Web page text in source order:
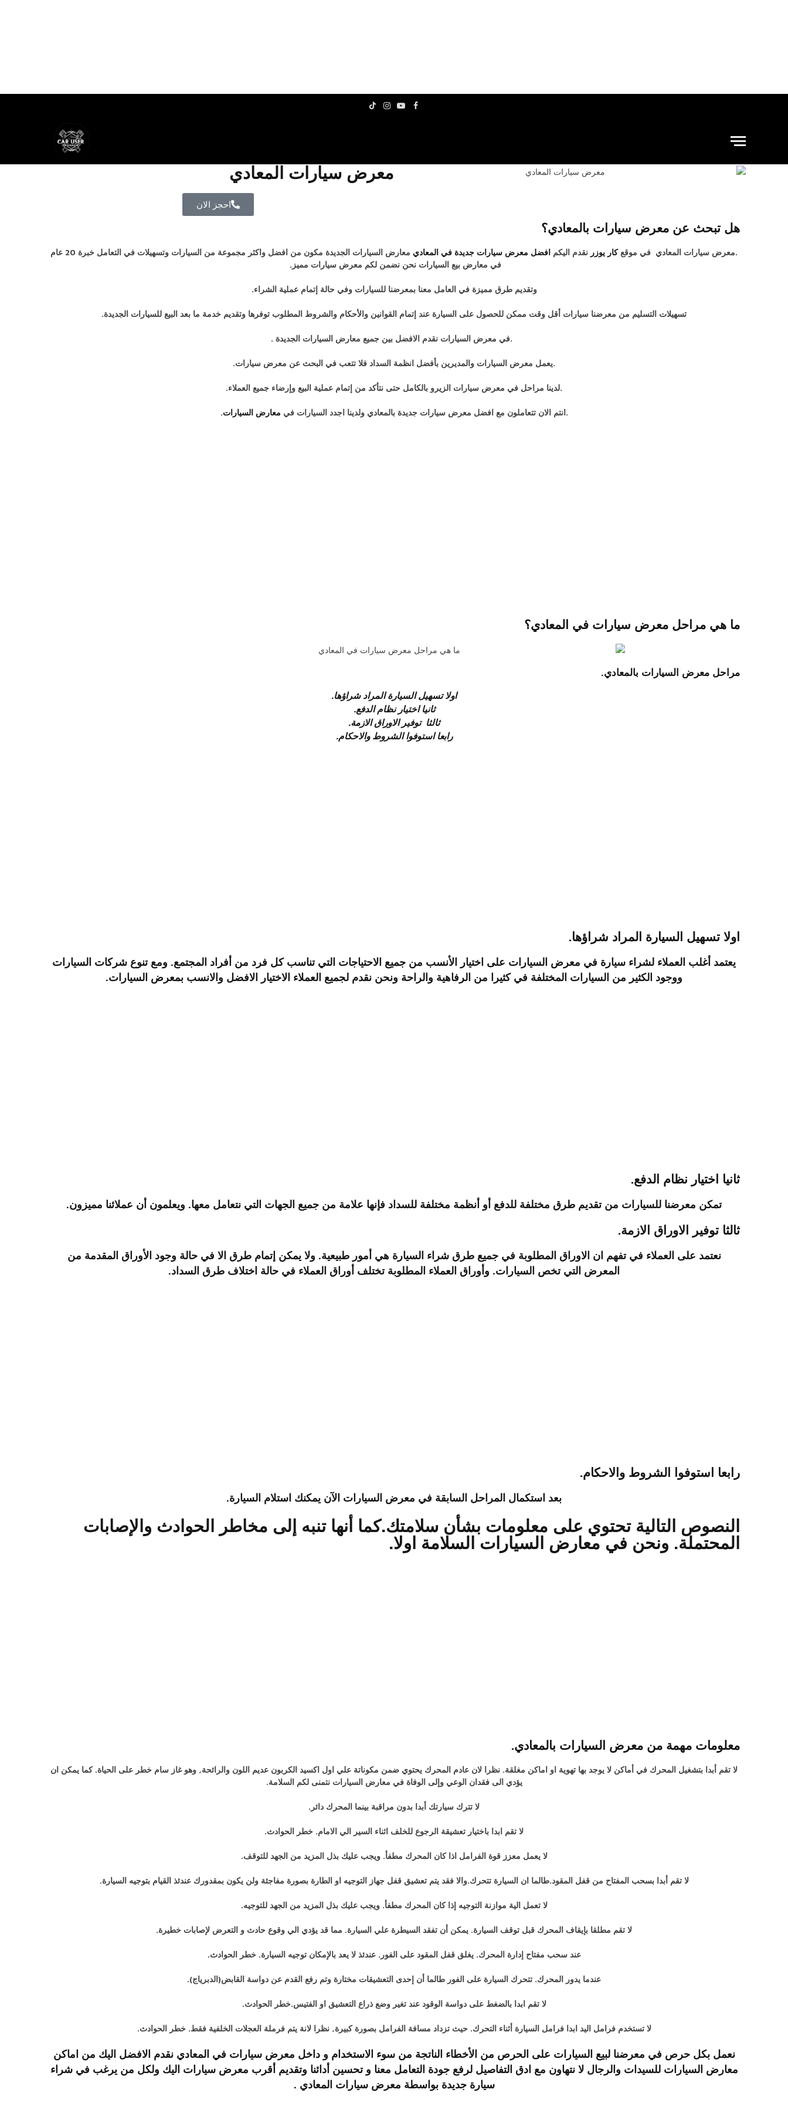
Facebook
YouTube
Instagram
TikTok
معرض سيارات المعادي
احجز الان
هل تبحث عن معرض سيارات بالمعادي؟
.معرض سيارات المعادي في موقع كار يوزر نقدم اليكم افضل معرض سيارات جديدة في المعادي
معارض السيارات الجديدة مكون من افضل واكثر مجموعة من السيارات وتسهيلات في التعامل خبرة 20 عام
في معارض بيع السيارات نحن نضمن لكم معرض سيارات مميز.
وتقديم طرق مميزة في العامل معنا بمعرضنا للسيارات وفي حالة إتمام عملية الشراء.
تسهيلات التسليم من معرضنا سيارات أقل وقت ممكن للحصول على السيارة عند إتمام القوانين والأحكام والشروط المطلوب توفرها وتقديم خدمة ما بعد البيع للسيارات الجديدة.
.في معرض السيارات نقدم الافضل بين جميع معارض السيارات الجديدة .
.يعمل معرض السيارات والمديرين بأفضل انظمة السداد فلا تتعب في البحث عن معرض سيارات.
.لدينا مراحل في معرض سيارات الزيرو بالكامل حتى نتأكد من إتمام عملية البيع وإرضاء جميع العملاء.
.انتم الان تتعاملون مع افضل معرض سيارات جديدة بالمعادي ولدينا اجدد السيارات في معارض السيارات.
ما هي مراحل معرض سيارات في المعادي؟
مراحل معرض السيارات بالمعادي.
اولا تسهيل السيارة المراد شراؤها.
ثانيا اختيار نظام الدفع.
ثالثا توفير الاوراق الازمة.
رابعا استوفوا الشروط والاحكام.
اولا تسهيل السيارة المراد شراؤها.
يعتمد أغلب العملاء لشراء سيارة في معرض السيارات على اختيار الأنسب من جميع الاحتياجات التي تناسب كل فرد من أفراد المجتمع. ومع تنوع شركات السيارات
ووجود الكثير من السيارات المختلفة في كثيرا من الرفاهية والراحة ونحن نقدم لجميع العملاء الاختيار الافضل والانسب بمعرض السيارات.
ثانيا اختيار نظام الدفع.
تمكن معرضنا للسيارات من تقديم طرق مختلفة للدفع أو أنظمة مختلفة للسداد فإنها علامة من جميع الجهات التي نتعامل معها. ويعلمون أن عملائنا مميزون.
ثالثا توفير الاوراق الازمة.
نعتمد على العملاء في تفهم ان الاوراق المطلوبة في جميع طرق شراء السيارة هي أمور طبيعية. ولا يمكن إتمام طرق الا في حالة وجود الأوراق المقدمة من
المعرض التي تخص السيارات. وأوراق العملاء المطلوبة تختلف أوراق العملاء في حالة اختلاف طرق السداد.
رابعا استوفوا الشروط والاحكام.
بعد استكمال المراحل السابقة في معرض السيارات الآن يمكنك استلام السيارة.
النصوص التالية تحتوي على معلومات بشأن سلامتك.كما أنها تنبه إلى مخاطر الحوادث والإصابات
المحتملة. ونحن في معارض السيارات السلامة اولا.
معلومات مهمة من معرض السيارات بالمعادي.
لا تقم أبدا بتشغيل المحرك في أماكن لا يوجد بها تهوية او اماكن مغلقة. نظرا لان عادم المحرك يحتوي ضمن مكوناتة علي اول اكسيد الكربون عديم اللون والرائحة, وهو غاز سام خطر على الحياة. كما يمكن ان
يؤدي الى فقدان الوعي وإلى الوفاة في معارض السيارات نتمنى لكم السلامة.
لا تترك سيارتك أبدا بدون مراقبة بينما المحرك دائر.
لا تقم ابدا باختيار تعشيقة الرجوع للخلف اثناء السير الي الامام. خطر الحوادث.
لا يعمل معزز قوة الفرامل اذا كان المحرك مطفأ. ويجب عليك بذل المزيد من الجهد للتوقف.
لا تقم أبدا بسحب المفتاح من قفل المقود.طالما ان السيارة تتحرك.والا فقد يتم تعشيق قفل جهاز التوجيه او الطارة بصورة مفاجئة ولن يكون بمقدورك عندئذ القيام بتوجيه السيارة.
لا تعمل الية موازنة التوجيه إذا كان المحرك مطفأ. ويجب عليك بذل المزيد من الجهد للتوجيه.
لا تقم مطلقا بإيقاف المحرك قبل توقف السيارة. يمكن أن تفقد السيطرة علي السيارة. مما قد يؤدي الي وقوع حادث و التعرض لإصابات خطيرة.
عند سحب مفتاح إدارة المحرك. يغلق قفل المقود على الفور. عندئذ لا يعد بالإمكان توجيه السيارة. خطر الحوادث.
عندما يدور المحرك. تتحرك السيارة على الفور طالما أن إحدى التعشيقات مختارة وتم رفع القدم عن دواسة القابض(الدبرياج).
لا تقم ابدا بالضغط على دواسة الوقود عند تغير وضع ذراع التعشيق او الفتيس.خطر الحوادث.
لا تستخدم فرامل اليد ابدا فرامل السيارة أثناء التحرك. حيث تزداد مسافة الفرامل بصورة كبيرة, نظرا لانة يتم فرملة العجلات الخلفية فقط. خطر الحوادث.
نعمل بكل حرص في معرضنا لبيع السيارات على الحرص من الأخطاء الناتجة من سوء الاستخدام و داخل معرض سيارات في المعادي نقدم الافضل اليك من اماكن
معارض السيارات للسيدات والرجال لا نتهاون مع ادق التفاصيل لرفع جودة التعامل معنا و تحسين أدائنا وتقديم أقرب معرض سيارات اليك ولكل من يرغب في شراء
سيارة جديدة بواسطة معرض سيارات المعادي .